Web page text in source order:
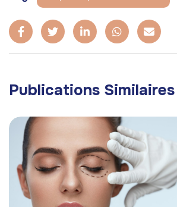
Publications Similaires